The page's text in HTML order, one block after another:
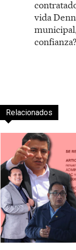
vida
confianza?
Relacionados